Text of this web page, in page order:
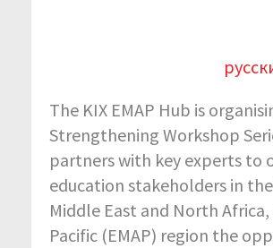
The KIX EMAP Hub is
Strengthening Workshop
partners with key experts to
education stakeholders in
Middle East and North Africa,
Pacific (EMAP) region the